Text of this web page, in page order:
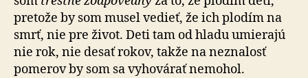
pretože by som musel vedieť, že ich plodím na
smrť, nie pre život. Deti tam od hladu umierajú
nie rok, nie desať rokov, takže na neznalosť
pomerov by som sa vyhovárať nemohol.